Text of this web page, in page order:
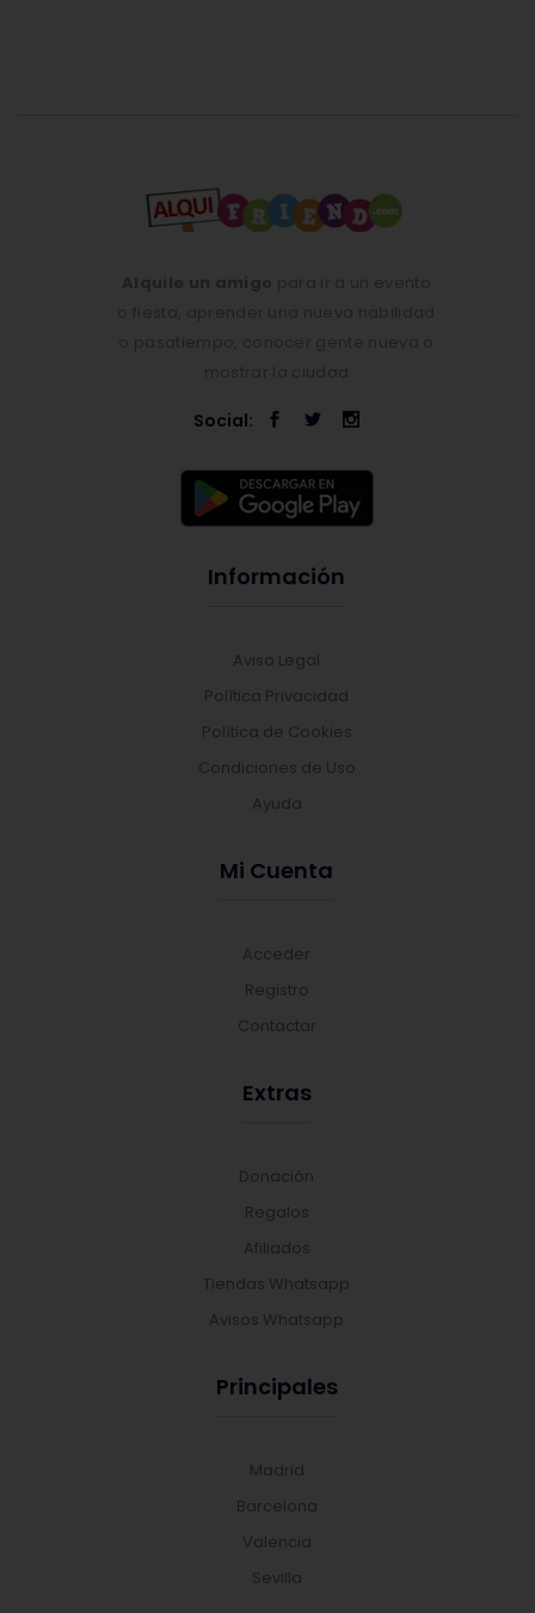
Social:
Información
Aviso Legal
Política Privacidad
Política de Cookies
Condiciones de Uso
Ayuda
Mi Cuenta
Acceder
Registro
Contactar
Extras
Donación
Regalos
Afiliados
Tiendas Whatsapp
Avisos Whatsapp
Principales
Madrid
Barcelona
Valencia
Sevilla